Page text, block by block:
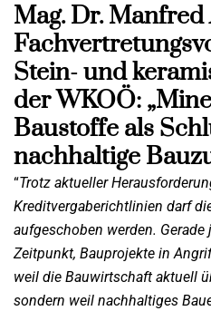
Mag. Dr. Manfred
Stein- und
der WKOÖ:
Baustoffe als
nachhaltige
“Trotz aktueller
Kreditvergaberichtlinien darf
aufgeschoben werden.
Zeitpunkt, Bauprojekte in
weil die Bauwirtschaft aktuell
sondern weil nachhaltiges